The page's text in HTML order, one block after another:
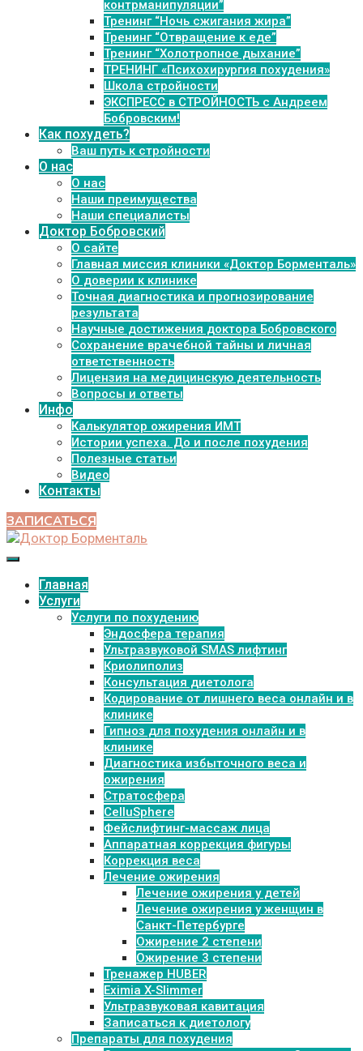
контрманипуляции”
Тренинг “Ночь сжигания жира”
Тренинг “Отвращение к еде”
Тренинг “Холотропное дыхание”
ТРЕНИНГ «Психохирургия похудения»
Школа стройности
ЭКСПРЕСС в СТРОЙНОСТЬ с Андреем
Бобровским!
Как похудеть?
Ваш путь к стройности
О нас
О нас
Наши преимущества
Наши специалисты
Доктор Бобровский
О сайте
Главная миссия клиники «Доктор Борменталь»
О доверии к клинике
Точная диагностика и прогнозирование
результата
Научные достижения доктора Бобровского
Сохранение врачебной тайны и личная
ответственность
Лицензия на медицинскую деятельность
Вопросы и ответы
Инфо
Калькулятор ожирения ИМТ
Истории успеха. До и после похудения
Полезные статьи
Видео
Контакты
ЗАПИСАТЬСЯ
Главная
Услуги
Услуги по похудению
Эндосфера терапия
Ультразвуковой SMAS лифтинг
Криолиполиз
Консультация диетолога
Кодирование от лишнего веса онлайн и в
клинике
Гипноз для похудения онлайн и в
клинике
Диагностика избыточного веса и
ожирения
Стратосфера
CelluSphere
Фейслифтинг-массаж лица
Аппаратная коррекция фигуры
Коррекция веса
Лечение ожирения
Лечение ожирения у детей
Лечение ожирения у женщин в
Санкт-Петербурге
Ожирение 2 степени
Ожирение 3 степени
Тренажер HUBER
Eximia X-Slimmer
Ультразвуковая кавитация
Записаться к диетологу
Препараты для похудения